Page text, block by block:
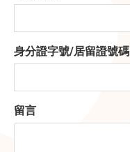
身分證字號/居留證號碼
留言